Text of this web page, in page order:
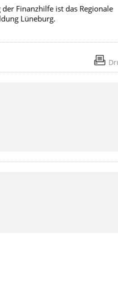
Finanzhilfe ist das Regionale
Lüneburg.